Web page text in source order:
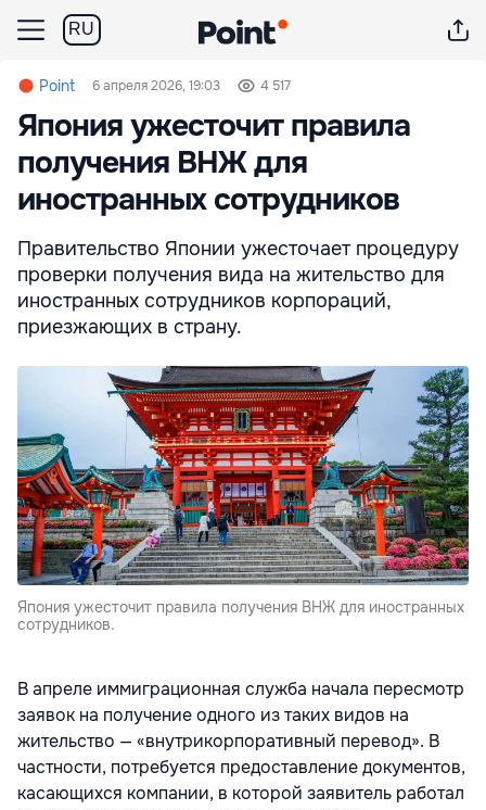
RU
Point 6 апреля 2026, 19:03 4 517
Япония ужесточит правила
получения ВНЖ для
иностранных сотрудников
Правительство Японии ужесточает процедуру
проверки получения вида на жительство для
иностранных сотрудников корпораций,
приезжающих в страну.
Япония ужесточит правила получения ВНЖ для иностранных
сотрудников.
В апреле иммиграционная служба начала пересмотр
заявок на получение одного из таких видов на
жительство — «внутрикорпоративный перевод». В
частности, потребуется предоставление документов,
касающихся компании, в которой заявитель работал